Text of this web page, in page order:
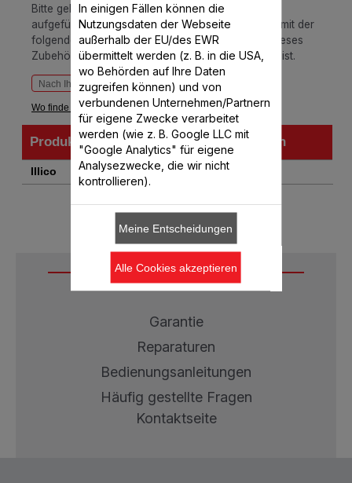
Bitte geben Sie Ihre Artikelnummer in das unten
aufgeführte Suchfeld ein oder gleichen Sie diese mit der
folgenden Tabelle ab, um sicherzustellen, dass dieses
Zubehör-/ Ersatzteil mit Ihrem Produkt kompatibel ist.
Wo finde ich die Artikelnummer?
Produkte
Artikelnummern
Produkte
Artikelnummern
Illico
Service
Garantie
Reparaturen
Bedienungsanleitungen
Häufig gestellte Fragen
Kontaktseite
In einigen Fällen können die
Nutzungsdaten der Webseite
außerhalb der EU/des EWR
übermittelt werden (z. B. in die USA,
wo Behörden auf Ihre Daten
zugreifen können) und von
verbundenen Unternehmen/Partnern
für eigene Zwecke verarbeitet
werden (wie z. B. Google LLC mit
"Google Analytics" für eigene
Analysezwecke, die wir nicht
kontrollieren).
Meine Entscheidungen
Alle Cookies akzeptieren